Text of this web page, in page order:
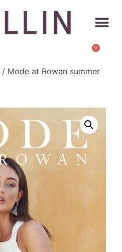
0
/ Mode at Rowan summer